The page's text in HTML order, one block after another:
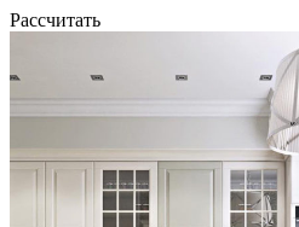
Рассчитать